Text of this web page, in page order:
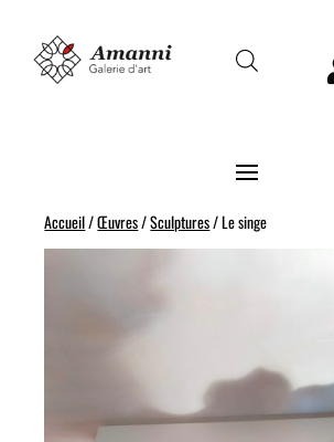
Accueil/Œuvres/Sculptures/ Le singe